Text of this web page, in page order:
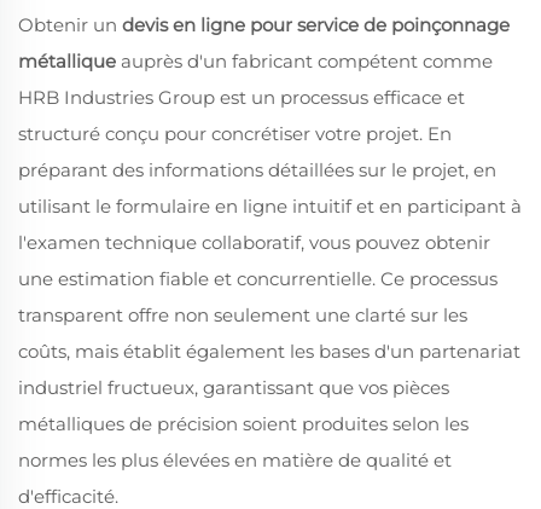
Obtenir un devis en ligne pour service de poinçonnage
métallique auprès d'un fabricant compétent comme
HRB Industries Group est un processus efficace et
structuré conçu pour concrétiser votre projet. En
préparant des informations détaillées sur le projet, en
utilisant le formulaire en ligne intuitif et en participant à
l'examen technique collaboratif, vous pouvez obtenir
une estimation fiable et concurrentielle. Ce processus
transparent offre non seulement une clarté sur les
coûts, mais établit également les bases d'un partenariat
industriel fructueux, garantissant que vos pièces
métalliques de précision soient produites selon les
normes les plus élevées en matière de qualité et
d'efficacité.